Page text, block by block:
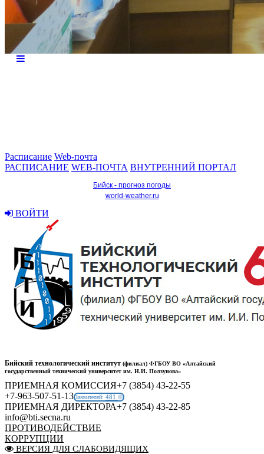
Расписание Web-почта
РАСПИСАНИЕ WEB-ПОЧТА ВНУТРЕННИЙ ПОРТАЛ
Бийск - прогноз погоды
world-weather.ru
ВОЙТИ
Бийский технологический институт (филиал) ФГБОУ ВО «Алтайский
государственный технический университет им. И.И. Ползунова»
ПРИЕМНАЯ КОМИССИЯ+7 (3854) 43-22-55
+7-963-507-51-13Заявителей: 481
ПРИЕМНАЯ ДИРЕКТОРА+7 (3854) 43-22-85
info@bti.secna.ru
ПРОТИВОДЕЙСТВИЕ
КОРРУПЦИИ
ВЕРСИЯ ДЛЯ СЛАБОВИДЯЩИХ